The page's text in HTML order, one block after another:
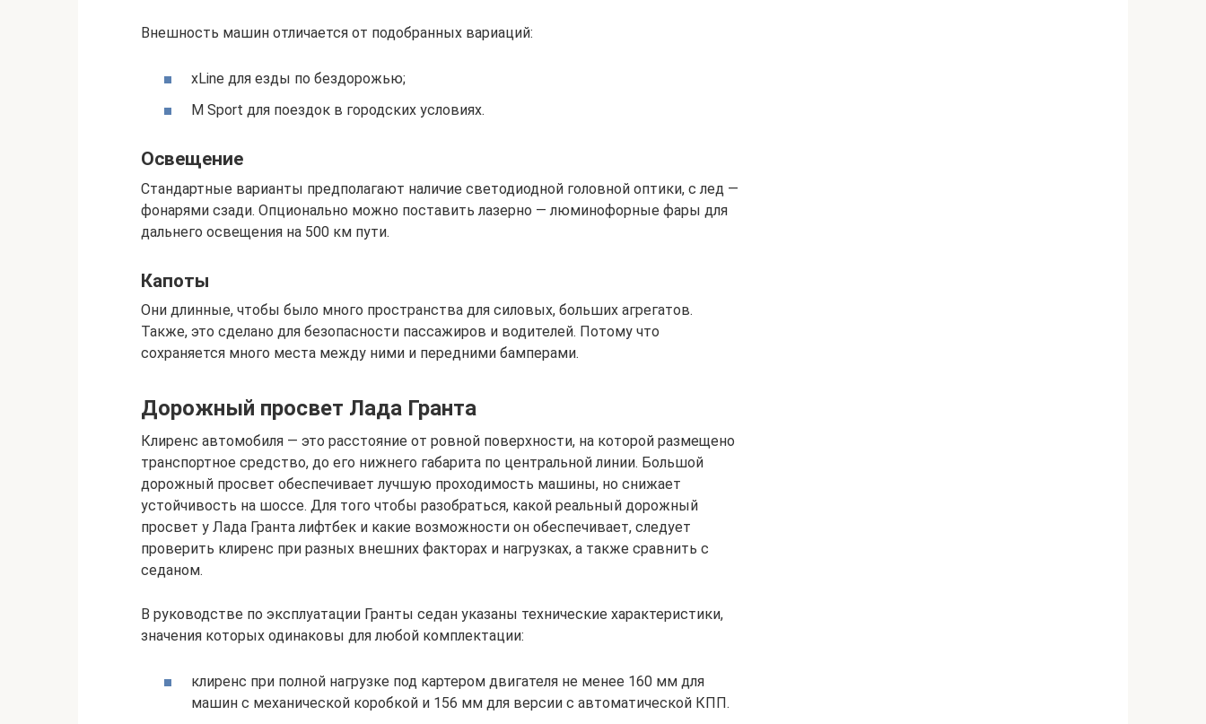
Внешность машин отличается от подобранных вариаций:
xLine для езды по бездорожью;
M Sport для поездок в городских условиях.
Освещение
Стандартные варианты предполагают наличие светодиодной головной оптики, с лед —
фонарями сзади. Опционально можно поставить лазерно — люминофорные фары для
дальнего освещения на 500 км пути.
Капоты
Они длинные, чтобы было много пространства для силовых, больших агрегатов.
Также, это сделано для безопасности пассажиров и водителей. Потому что
сохраняется много места между ними и передними бамперами.
Дорожный просвет Лада Гранта
Клиренс автомобиля — это расстояние от ровной поверхности, на которой размещено
транспортное средство, до его нижнего габарита по центральной линии. Большой
дорожный просвет обеспечивает лучшую проходимость машины, но снижает
устойчивость на шоссе. Для того чтобы разобраться, какой реальный дорожный
просвет у Лада Гранта лифтбек и какие возможности он обеспечивает, следует
проверить клиренс при разных внешних факторах и нагрузках, а также сравнить с
седаном.
В руководстве по эксплуатации Гранты седан указаны технические характеристики,
значения которых одинаковы для любой комплектации:
клиренс при полной нагрузке под картером двигателя не менее 160 мм для
машин с механической коробкой и 156 мм для версии с автоматической КПП.